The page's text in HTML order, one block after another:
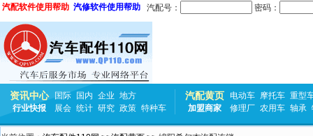
汽配软件使用帮助 汽修软件使用帮助 汽配号： 密码：
资讯中心 国际 国内 企业 地方
行业快报
展会 统计 研究 政策 特种车
汽配黄页 电动车 摩托车 重型
加盟商家
修理厂 农用车 轴承